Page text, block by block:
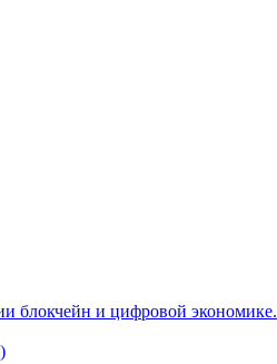
блокчейн и цифровой экономике.